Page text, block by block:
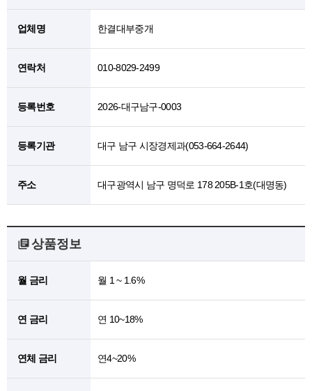
업체명 한결대부중개
연락처 010-8029-2499
등록번호 2026-대구남구-0003
등록기관 대구 남구 시장경제과(053-664-2644)
주소 대구광역시 남구 명덕로 178 205B-1호(대명동)
상품정보
월 금리 월 1 ~ 1.6%
연 금리 연 10~18%
연체 금리 연4~20%